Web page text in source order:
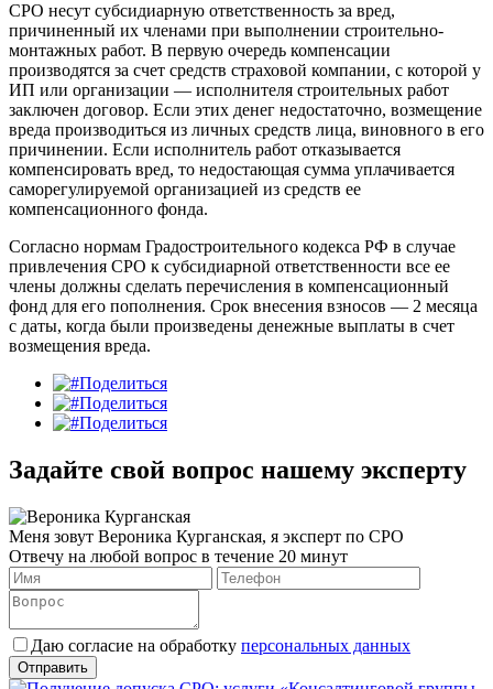
СРО несут субсидиарную ответственность за вред,
причиненный их членами при выполнении строительно-
монтажных работ. В первую очередь компенсации
производятся за счет средств страховой компании, с которой у
ИП или организации — исполнителя строительных работ
заключен договор. Если этих денег недостаточно, возмещение
вреда производиться из личных средств лица, виновного в его
причинении. Если исполнитель работ отказывается
компенсировать вред, то недостающая сумма уплачивается
саморегулируемой организацией из средств ее
компенсационного фонда.
Согласно нормам Градостроительного кодекса РФ в случае
привлечения СРО к субсидиарной ответственности все ее
члены должны сделать перечисления в компенсационный
фонд для его пополнения. Срок внесения взносов — 2 месяца
с даты, когда были произведены денежные выплаты в счет
возмещения вреда.
Поделиться
Поделиться
Поделиться
Задайте свой вопрос нашему эксперту
Меня зовут Вероника Курганская, я эксперт по СРО
Отвечу на любой вопрос в течение 20 минут
Даю согласие на обработку персональных данных